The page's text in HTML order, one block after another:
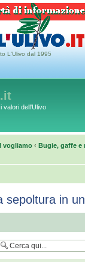
L'Ulivo dal 1995
valori dell'Ulivo
vogliamo ‹ Bugie, gaffe e
sepoltura in